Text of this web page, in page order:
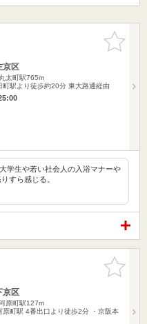
お気に入
りに追加
京区
太町駅765m
町駅より徒歩約20分 東大路通経由
学生や若い社会人の入浴マナーや
すら感じる。
お気に入
りに追加
京区
原町駅127m
原町駅 4番出口より徒歩2分 ・京阪本